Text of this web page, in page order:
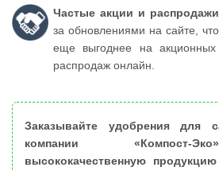
Частые акции и распродажи
за обновлениями на сайте,
еще выгоднее на
распродаж онлайн.
Заказывайте удобрения для
компании «Компост-
высококачественную